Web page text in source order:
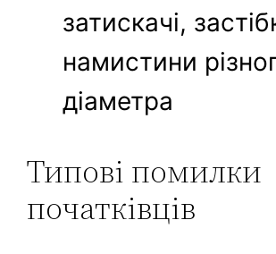
затискачі,
намистини
діаметра
Типові помилки
початківців